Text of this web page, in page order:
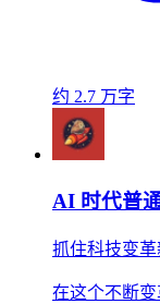
约 2.7 万字
AI 时代普
抓住科技变革
在这个不断